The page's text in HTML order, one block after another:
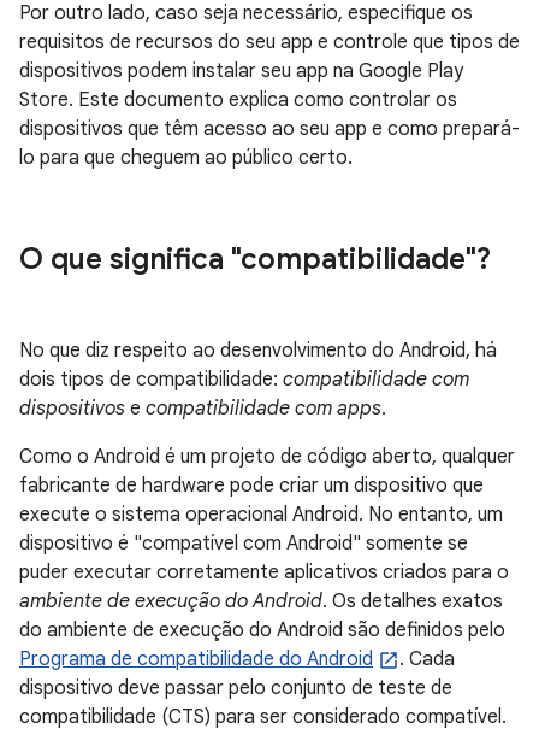
Por outro lado, caso seja necessário, especifique os
requisitos de recursos do seu app e controle que tipos de
dispositivos podem instalar seu app na Google Play
Store. Este documento explica como controlar os
dispositivos que têm acesso ao seu app e como prepará-
lo para que cheguem ao público certo.
O que significa "compatibilidade"?
No que diz respeito ao desenvolvimento do Android, há
dois tipos de compatibilidade: compatibilidade com
dispositivos e compatibilidade com apps.
Como o Android é um projeto de código aberto, qualquer
fabricante de hardware pode criar um dispositivo que
execute o sistema operacional Android. No entanto, um
dispositivo é "compatível com Android" somente se
puder executar corretamente aplicativos criados para o
ambiente de execução do Android. Os detalhes exatos
do ambiente de execução do Android são definidos pelo
Programa de compatibilidade do Android
. Cada
dispositivo deve passar pelo conjunto de teste de
compatibilidade (CTS) para ser considerado compatível.